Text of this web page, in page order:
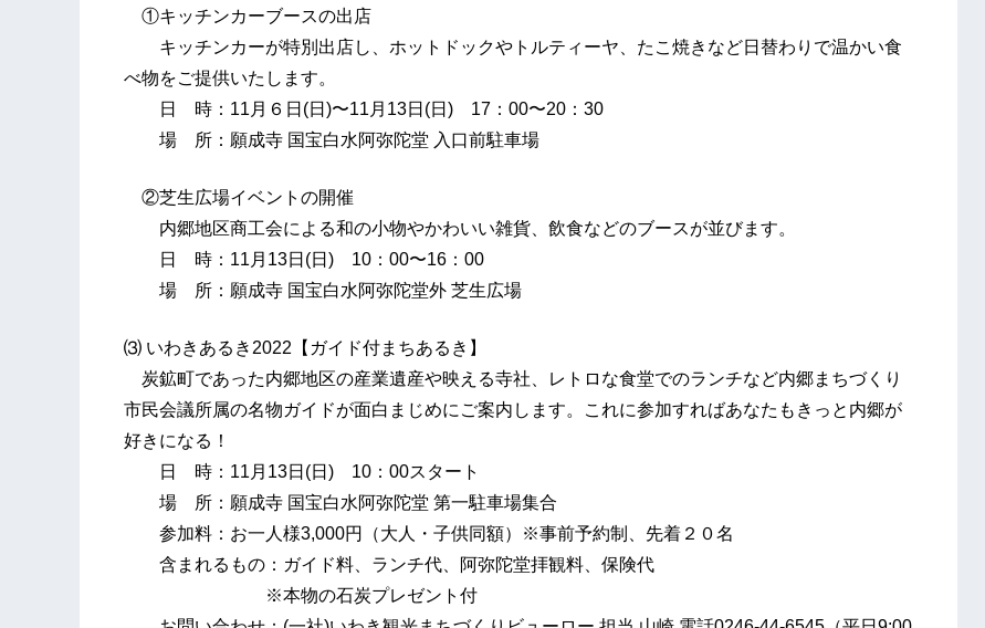
①キッチンカーブースの出店
キッチンカーが特別出店し、ホットドックやトルティーヤ、たこ焼きなど日替わりで温かい食
べ物をご提供いたします。
日 時：11月６日(日)〜11月13日(日) 17：00〜20：30
場 所：願成寺 国宝白水阿弥陀堂 入口前駐車場
②芝生広場イベントの開催
内郷地区商工会による和の小物やかわいい雑貨、飲食などのブースが並びます。
日 時：11月13日(日) 10：00〜16：00
場 所：願成寺 国宝白水阿弥陀堂外 芝生広場
⑶ いわきあるき2022【ガイド付まちあるき】
炭鉱町であった内郷地区の産業遺産や映える寺社、レトロな食堂でのランチなど内郷まちづくり
市民会議所属の名物ガイドが面白まじめにご案内します。これに参加すればあなたもきっと内郷が
好きになる！
日 時：11月13日(日) 10：00スタート
場 所：願成寺 国宝白水阿弥陀堂 第一駐車場集合
参加料：お一人様3,000円（大人・子供同額）※事前予約制、先着２０名
含まれるもの：ガイド料、ランチ代、阿弥陀堂拝観料、保険代
※本物の石炭プレゼント付